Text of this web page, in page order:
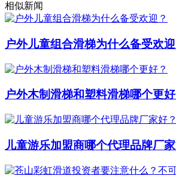
相似新闻
户外儿童组合滑梯为什么备受欢迎
户外木制滑梯和塑料滑梯哪个更好
儿童游乐加盟商哪个代理品牌厂